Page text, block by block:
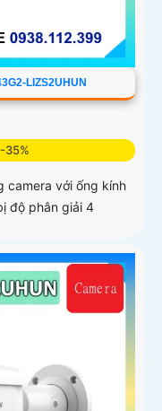
LIZS2UHUN
35%
camera với ống kính
độ phân giải 4